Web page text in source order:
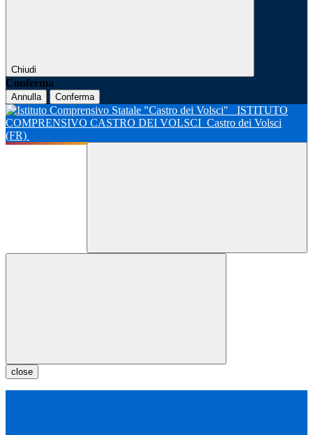
Chiudi
Conferma
Annulla Conferma
ISTITUTO
COMPRENSIVO CASTRO DEI VOLSCI Castro dei Volsci
(FR)
close